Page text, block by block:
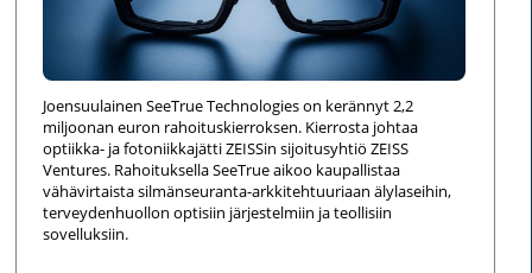
Joensuulainen SeeTrue Technologies on kerännyt 2,2
miljoonan euron rahoituskierroksen. Kierrosta johtaa
optiikka- ja fotoniikkajätti ZEISSin sijoitusyhtiö ZEISS
Ventures. Rahoituksella SeeTrue aikoo kaupallistaa
vähävirtaista silmänseuranta-arkkitehtuuriaan älylaseihin,
terveydenhuollon optisiin järjestelmiin ja teollisiin
sovelluksiin.